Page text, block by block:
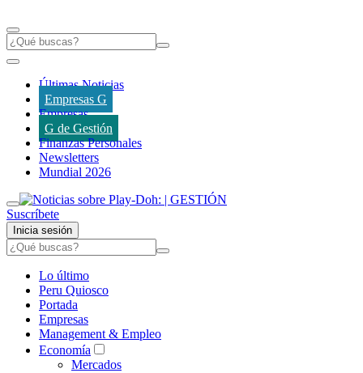
Últimas Noticias
Empresas G
Empresas
G de Gestión
Finanzas Personales
Newsletters
Mundial 2026
Suscríbete
Inicia sesión
Lo último
Peru Quiosco
Portada
Empresas
Management & Empleo
Economía
Mercados